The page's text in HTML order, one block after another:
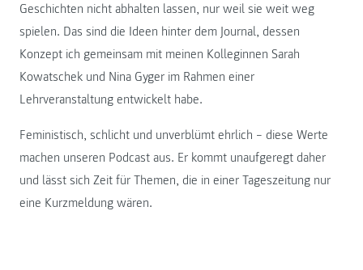
Geschichten nicht abhalten lassen, nur weil sie weit weg
spielen. Das sind die Ideen hinter dem Journal, dessen
Konzept ich gemeinsam mit meinen Kolleginnen Sarah
Kowatschek und Nina Gyger im Rahmen einer
Lehrveranstaltung entwickelt habe.
Feministisch, schlicht und unverblümt ehrlich – diese Werte
machen unseren Podcast aus. Er kommt unaufgeregt daher
und lässt sich Zeit für Themen, die in einer Tageszeitung nur
eine Kurzmeldung wären.